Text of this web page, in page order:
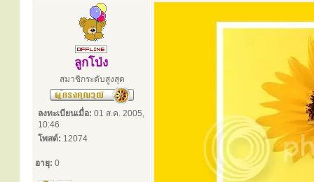
ลูกโป่ง
สมาชิกระดับสูงสุด
ลงทะเบียนเมื่อ: 01 ส.ค. 2005,
10:46
โพสต์: 12074
อายุ: 0